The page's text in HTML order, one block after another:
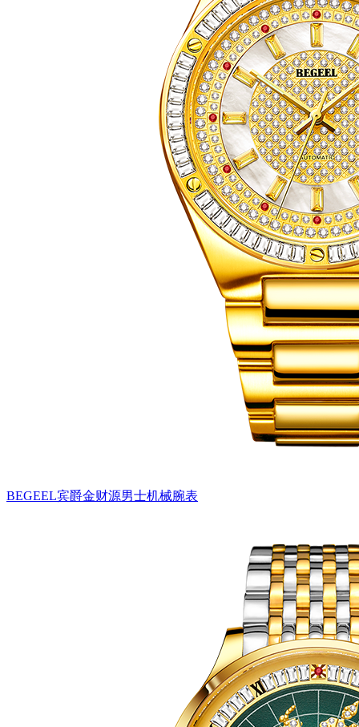
BEGEEL宾爵金财源男士机械腕表